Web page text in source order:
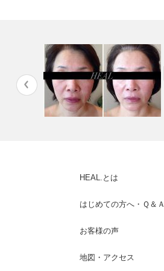
ト★ １回…HEAL.とは
はじめての方へ・Ｑ＆Ａ
お客様の声
地図・アクセス